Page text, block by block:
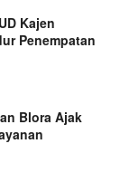
Kajen
Penempatan
Blora Ajak